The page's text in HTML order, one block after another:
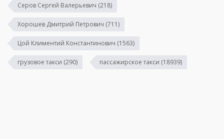
Серов Сергей Валерьевич (218)
Хорошев Дмитрий Петрович (711)
Цой Климентий Константинович (1563)
грузовое такси (290) пассажирское такси (18939)